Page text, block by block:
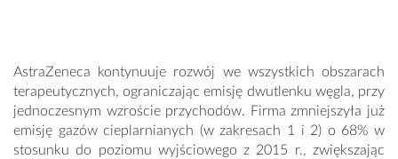
AstraZeneca kontynuuje rozwój we wszystkich obszarach
terapeutycznych, ograniczając emisję dwutlenku węgla, przy
jednoczesnym wzroście przychodów. Firma zmniejszyła już
emisję gazów cieplarnianych (w zakresach 1 i 2) o 68% w
stosunku do poziomu wyjściowego z 2015 r., zwiększając